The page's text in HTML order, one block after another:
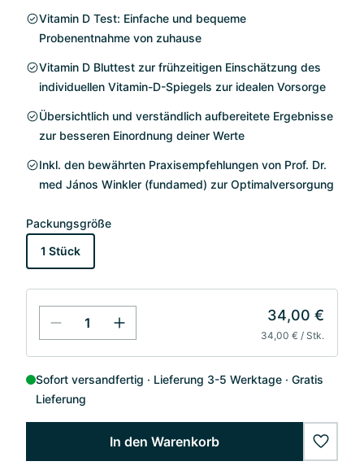
Vitamin D Test: Einfache und bequeme
Probenentnahme von zuhause
Vitamin D Bluttest zur frühzeitigen Einschätzung des
individuellen Vitamin-D-Spiegels zur idealen Vorsorge
Übersichtlich und verständlich aufbereitete Ergebnisse
zur besseren Einordnung deiner Werte
Inkl. den bewährten Praxisempfehlungen von Prof. Dr.
med János Winkler (fundamed) zur Optimalversorgung
Packungsgröße
1 Stück
34,00 €
34,00 € / Stk.
Sofort versandfertig Lieferung 3-5 Werktage
Gratis
Lieferung
In den Warenkorb